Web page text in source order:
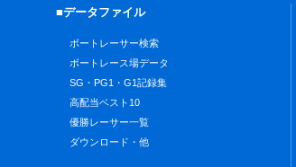
■データファイル
ボートレーサー検索
ボートレース場データ
SG・PG1・G1記録集
高配当ベスト10
優勝レーサー一覧
ダウンロード・他